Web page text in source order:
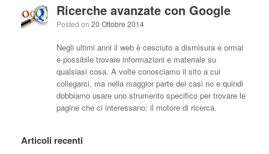
Ricerche avanzate con Google
Posted on 20 Ottobre 2014
Negli ultimi anni il web è cesciuto a dismisura e ormai
è possibile trovare informazioni e materiale su
qualsiasi cosa. A volte conosciamo il sito a cui
collegarci, ma nella maggior parte dei casi no e quindi
dobbiamo usare uno strumento specifico per trovare le
pagine che ci interessano: il motore di ricerca.
Articoli recenti